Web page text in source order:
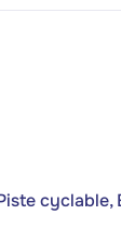
cyclable,